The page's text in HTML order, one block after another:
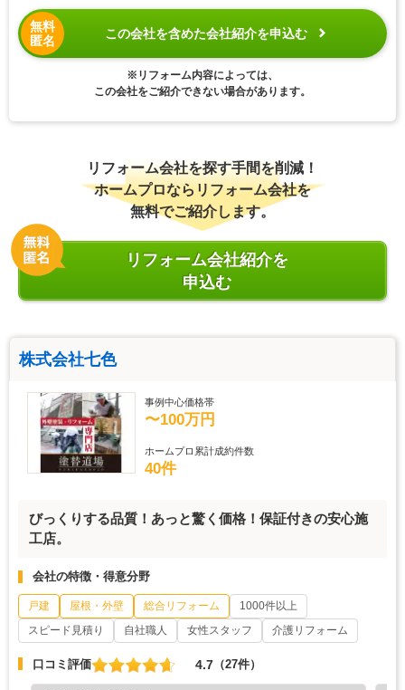
無料
匿名
この会社を含めた会社紹介を申込む
※リフォーム内容によっては、
この会社をご紹介できない場合があります。
リフォーム会社を探す手間を削減！
ホームプロならリフォーム会社を
無料でご紹介します。
リフォーム会社紹介を
申込む
株式会社七色
事例中心価格帯
〜100万円
ホームプロ累計成約件数
40件
びっくりする品質！あっと驚く価格！保証付きの安心施
工店。
会社の特徴・得意分野
戸建 屋根・外壁 総合リフォーム
1000件以上
スピード見積り
自社職人 女性スタッフ 介護リフォーム
口コミ評価 4.7 （27件）